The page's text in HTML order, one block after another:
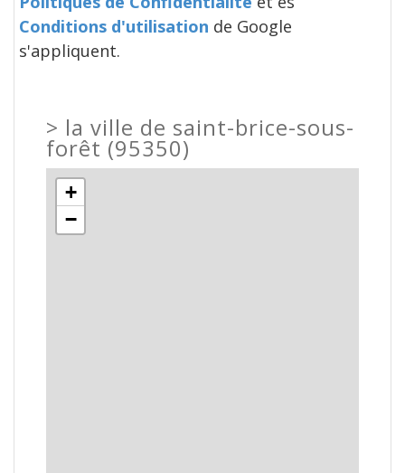
Conditions d'utilisation de Google
s'appliquent.
> la ville de saint-brice-sous-
forêt (95350)
+
−